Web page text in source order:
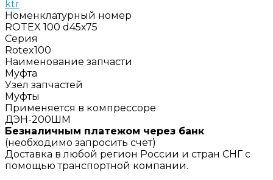
ktr
Номенклатурный номер
ROTEX 100 d45х75
Серия
Rotex100
Наименование запчасти
Муфта
Узел запчастей
Муфты
Применяется в компрессоре
ДЭН-200ШМ
Безналичным платежом через банк
(необходимо запросить счёт)
Доставка в любой регион России и стран СНГ с
помощью транспортной компании.